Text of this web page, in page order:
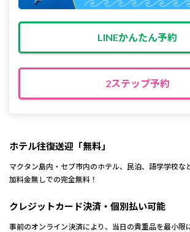
LINEかんたん予約
2ステップ予約
ホテル往復送迎「無料」
マクタン島内・セブ市内のホテル、民泊、語学学校な
加料金無しでの完全無料！
クレジットカード決済・個別払い可能
事前のオンライン決済により、当日の貴重品を最小限